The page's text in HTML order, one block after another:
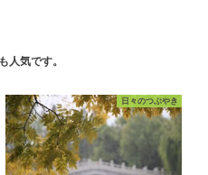
人気です。
日々のつぶやき